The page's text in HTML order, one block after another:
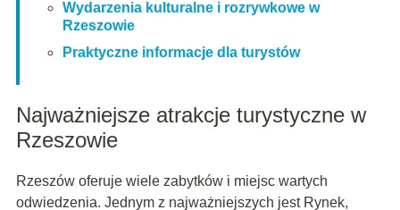
Wydarzenia kulturalne i rozrywkowe w
Rzeszowie
Praktyczne informacje dla turystów
Najważniejsze atrakcje turystyczne w
Rzeszowie
Rzeszów oferuje wiele zabytków i miejsc wartych
odwiedzenia. Jednym z najważniejszych jest Rynek,